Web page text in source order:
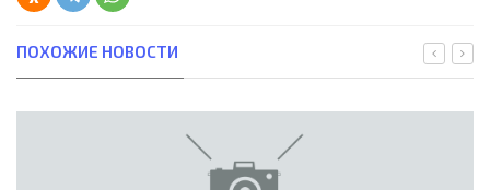
ПОХОЖИЕ НОВОСТИ